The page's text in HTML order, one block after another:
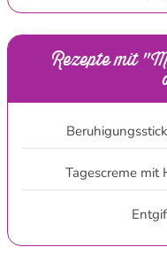
Rezepte mit
Tagescreme mit